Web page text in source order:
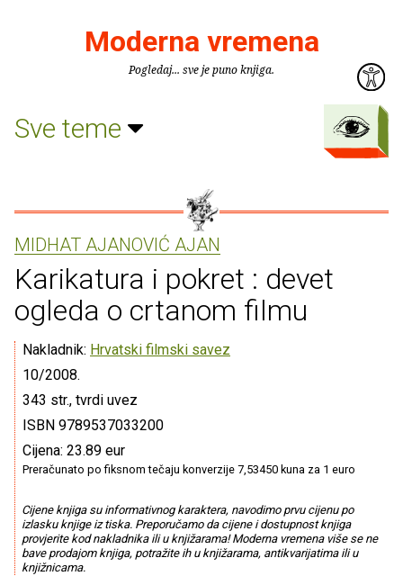
Moderna vremena
Pogledaj... sve je puno knjiga.
Sve teme
MIDHAT AJANOVIĆ AJAN
Karikatura i pokret : devet
ogleda o crtanom filmu
Nakladnik: Hrvatski filmski savez
10/2008.
343 str., tvrdi uvez
ISBN 9789537033200
Cijena: 23.89 eur
Preračunato po fiksnom tečaju konverzije 7,53450 kuna za 1 euro
Cijene knjiga su informativnog karaktera, navodimo prvu cijenu po
izlasku knjige iz tiska. Preporučamo da cijene i dostupnost knjiga
provjerite kod nakladnika ili u knjižarama! Moderna vremena više se ne
bave prodajom knjiga, potražite ih u knjižarama, antikvarijatima ili u
knjižnicama.